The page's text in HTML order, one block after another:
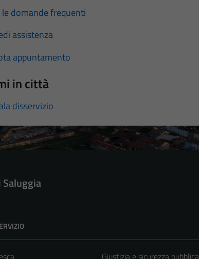
le domande frequenti
assistenza
appuntamento
in città
disservizio
Saluggia
Giustizia e sicurezza pubblica